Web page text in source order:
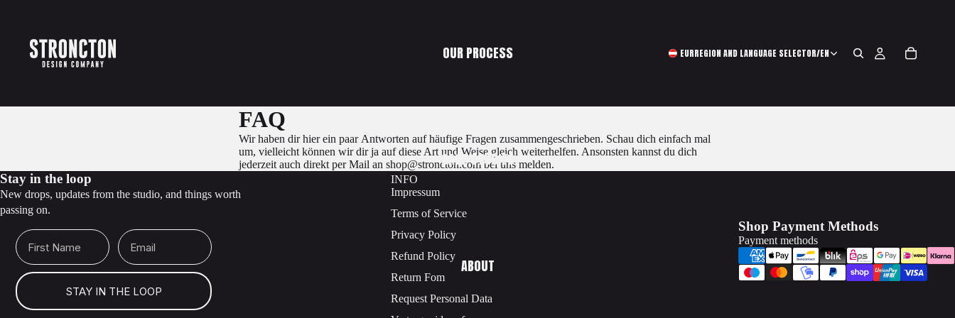
OUR PROCESS
CASE STUDIES
ABOUT
EURREGION AND LANGUAGE SELECTOR/EN
FAQ
Wir haben dir hier ein paar Antworten auf häufige Fragen zusammengeschrieben. Schau dich einfach mal
um, vielleicht können wir dir ja auf diese Art und Weise gleich weiterhelfen. Ansonsten kannst du dich
jederzeit auch direkt per Mail an shop@stroncton.com bei uns melden.
Stay in the loop
New drops, updates from the studio, and things worth
passing on.
First Name Email
STAY IN THE LOOP
INFO
Impressum
Terms of Service
Privacy Policy
Refund Policy
Return Fom
Request Personal Data
Shop Payment Methods
Payment methods